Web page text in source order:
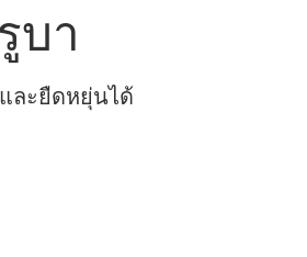
บา
ละยืดหยุ่นได้